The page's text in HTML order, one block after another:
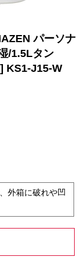
パーソナ
/1.5Lタン
KS1-J15-W
外箱に破れや凹